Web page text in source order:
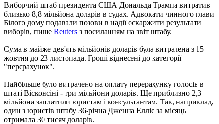
Виборчий штаб президента США Дональда Трампа витратив
близько 8,8 мільйона доларів в судах. Адвокати чинного глави
Білого дому подавали позови в надії оскаржити результати
виборів, пише Reuters з посиланням на звіт штабу.
Сума в майже дев'ять мільйонів доларів була витрачена з 15
жовтня до 23 листопада. Гроші віднесені до категорії
"перерахунок".
Найбільше було витрачено на оплату перерахунку голосів в
штаті Вісконсіні - три мільйони доларів. Ще приблизно 2,3
мільйона заплатили юристам і консультантам. Так, наприклад,
один з юристів штабу 36-річна Дженна Елліс за місяць
отримала 30 тисяч доларів.